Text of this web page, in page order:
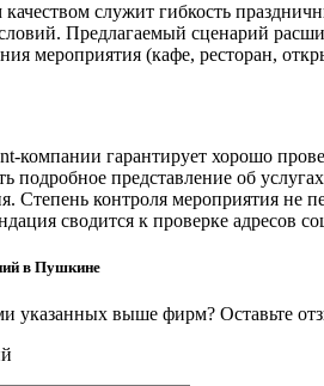
служит гибкость
Предлагаемый сценарий
мероприятия (кафе, ресторан,
компании гарантирует хорошо
подробное представление об
Степень контроля мероприятия не
сводится к проверке адресов
в Пушкине
указанных выше фирм? Оставьте